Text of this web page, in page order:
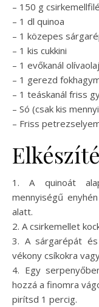
– 150 g csirkemellfilé
– 1 dl quinoa
– 1 közepes
– 1 kis cukkini
– 1 evőkanál olívaolaj
– 1 gerezd
– 1 teáskanál friss
– Só (csak kis
– Friss
1. A quinoát
mennyiségű
alatt.
2. A csirkemellet
3. A sárgarépát
vékony csíkokra
4. Egy
hozzá a finomra
pirítsd 1 percig.